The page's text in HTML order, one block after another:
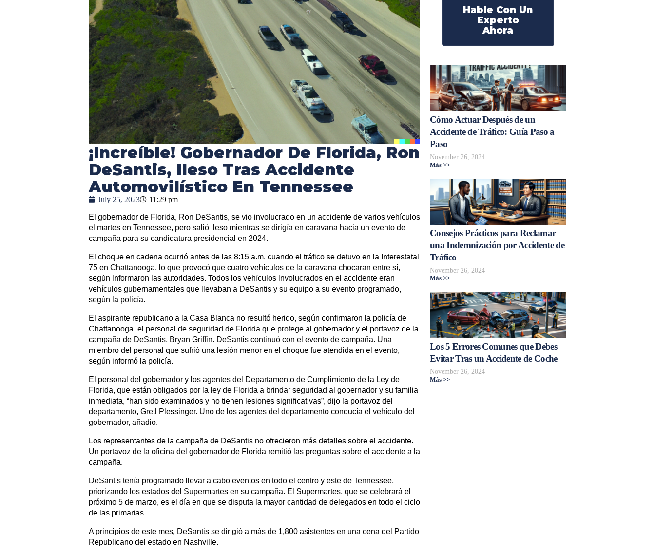
¡Increíble! Gobernador De Florida, Ron
DeSantis, Ileso Tras Accidente
Automovilístico En Tennessee
July 25, 2023 11:29 pm
El gobernador de Florida, Ron DeSantis, se vio involucrado en un accidente de varios vehículos
el martes en Tennessee, pero salió ileso mientras se dirigía en caravana hacia un evento de
campaña para su candidatura presidencial en 2024.
El choque en cadena ocurrió antes de las 8:15 a.m. cuando el tráfico se detuvo en la Interestatal
75 en Chattanooga, lo que provocó que cuatro vehículos de la caravana chocaran entre sí,
según informaron las autoridades. Todos los vehículos involucrados en el accidente eran
vehículos gubernamentales que llevaban a DeSantis y su equipo a su evento programado,
según la policía.
El aspirante republicano a la Casa Blanca no resultó herido, según confirmaron la policía de
Chattanooga, el personal de seguridad de Florida que protege al gobernador y el portavoz de la
campaña de DeSantis, Bryan Griffin. DeSantis continuó con el evento de campaña. Una
miembro del personal que sufrió una lesión menor en el choque fue atendida en el evento,
según informó la policía.
El personal del gobernador y los agentes del Departamento de Cumplimiento de la Ley de
Florida, que están obligados por la ley de Florida a brindar seguridad al gobernador y su familia
inmediata, “han sido examinados y no tienen lesiones significativas”, dijo la portavoz del
departamento, Gretl Plessinger. Uno de los agentes del departamento conducía el vehículo del
gobernador, añadió.
Los representantes de la campaña de DeSantis no ofrecieron más detalles sobre el accidente.
Un portavoz de la oficina del gobernador de Florida remitió las preguntas sobre el accidente a la
campaña.
DeSantis tenía programado llevar a cabo eventos en todo el centro y este de Tennessee,
priorizando los estados del Supermartes en su campaña. El Supermartes, que se celebrará el
próximo 5 de marzo, es el día en que se disputa la mayor cantidad de delegados en todo el ciclo
de las primarias.
A principios de este mes, DeSantis se dirigió a más de 1,800 asistentes en una cena del Partido
Republicano del estado en Nashville.
Hable Con Un
Experto
Ahora
Cómo Actuar Después de un
Accidente de Tráfico: Guía Paso a
Paso
November 26, 2024
Más >>
Consejos Prácticos para Reclamar
una Indemnización por Accidente de
Tráfico
November 26, 2024
Más >>
Los 5 Errores Comunes que Debes
Evitar Tras un Accidente de Coche
November 26, 2024
Más >>